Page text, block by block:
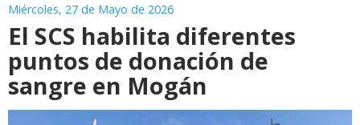
Miércoles, 27 de Mayo de 2026
El SCS habilita diferentes
puntos de donación de
sangre en Mogán